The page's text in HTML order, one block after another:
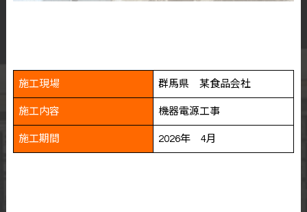
施工現場 群馬県 某食品会社
施工内容 機器電源工事
施工期間 2026年 4月